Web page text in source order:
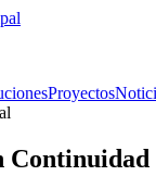
Proyectos